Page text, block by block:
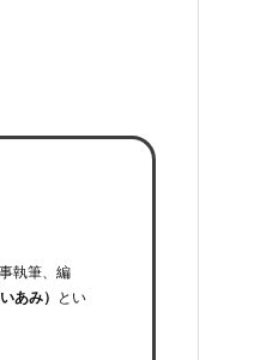
執筆、編
あみ）
とい